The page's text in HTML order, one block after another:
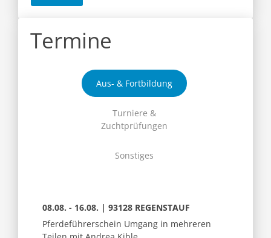
Termine
Aus- & Fortbildung
Turniere &
Zuchtprüfungen
Sonstiges
08.08. - 16.08. | 93128 REGENSTAUF
Pferdeführerschein Umgang in mehreren